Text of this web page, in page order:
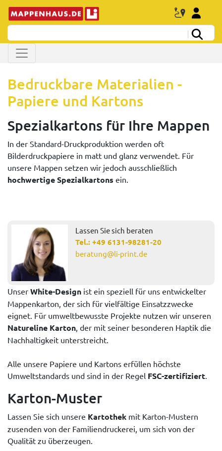
Bedruckbare Materialien -
Papiere und Kartons
Spezialkartons für Ihre Mappen
In der Standard-Druckproduktion werden oft
Bilderdruckpapiere in matt und glanz verwendet. Für
unsere Mappen setzen wir jedoch ausschließlich
hochwertige Spezialkartons ein.
Lassen Sie sich beraten
Tel.: +49 6131-98281-20
beratung@li-print.de
Unser White-Design ist ein speziell für uns entwickelter
Mappenkarton, der sich für vielfältige Einsatzzwecke
eignet. Für umweltbewusste Projekte nutzen wir unseren
Natureline Karton , der mit seiner besonderen Haptik die
Nachhaltigkeit unterstreicht.
Alle unsere Papiere und Kartons erfüllen höchste
Umweltstandards und sind in der Regel FSC-zertifiziert
Karton-Muster
Lassen Sie sich unsere Kartothek mit Karton-Mustern
zusenden von der Familiendruckerei, um sich von der
Qualität zu überzeugen.